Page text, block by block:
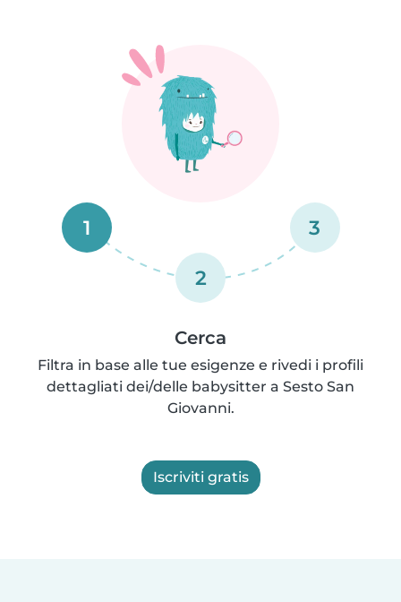
1
2
3
Cerca
Filtra in base alle tue esigenze e rivedi i profili
dettagliati dei/delle babysitter a Sesto San
Giovanni.
Iscriviti gratis